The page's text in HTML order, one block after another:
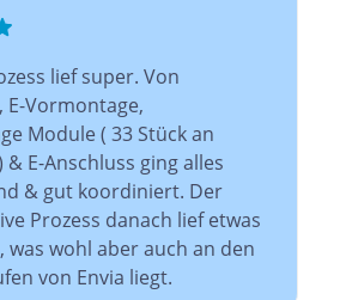
lief super. Von
E-Vormontage,
Module ( 33 Stück an
& E-Anschluss ging alles
& gut koordiniert. Der
Prozess danach lief etwas
was wohl aber auch an den
von Envia liegt.